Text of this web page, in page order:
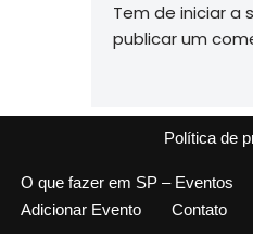
Tem de iniciar a
publicar um
Política de
O que fazer em SP – Eventos
Adicionar Evento
Contato